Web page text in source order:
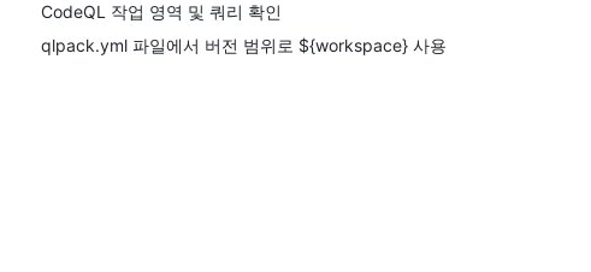
CodeQL 작업 영역 및 쿼리 확인
qlpack.yml 파일에서 버전 범위로 ${workspace} 사용